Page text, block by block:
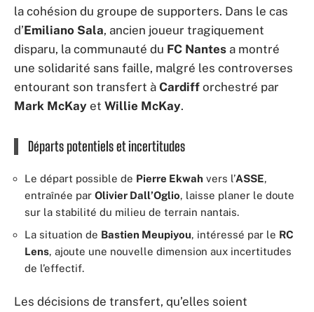
la cohésion du groupe de supporters. Dans le cas
d’Emiliano Sala, ancien joueur tragiquement
disparu, la communauté du FC Nantes a montré
une solidarité sans faille, malgré les controverses
entourant son transfert à Cardiff orchestré par
Mark McKay et Willie McKay.
Départs potentiels et incertitudes
Le départ possible de Pierre Ekwah vers l’ASSE,
entraînée par Olivier Dall’Oglio, laisse planer le doute
sur la stabilité du milieu de terrain nantais.
La situation de Bastien Meupiyou, intéressé par le RC
Lens, ajoute une nouvelle dimension aux incertitudes
de l’effectif.
Les décisions de transfert, qu’elles soient